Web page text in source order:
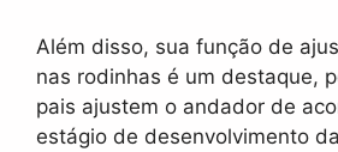
Além disso, sua função de
nas rodinhas é um destaque,
pais ajustem o andador de
estágio de desenvolvimento